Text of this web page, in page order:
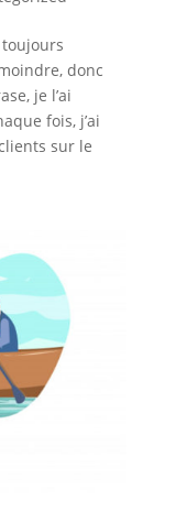
donc
je l’ai
fois, j’ai
sur le